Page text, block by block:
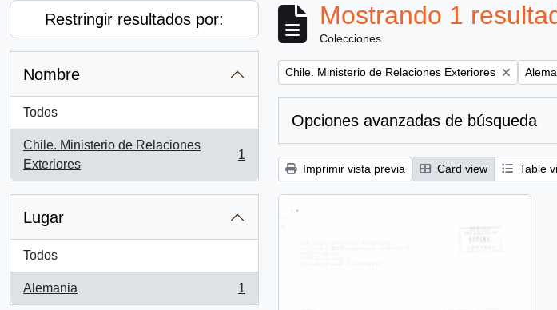
Restringir resultados por:
Nombre
Todos
Chile. Ministerio de Relaciones
Exteriores
, 1 resultados
1
Lugar
Todos
Alemania
, 1 resultados
1
Mostrando 1
Colecciones
Remove filter:
Chile. Ministerio de Relaciones Exteriores
Opciones avanzadas de búsqueda
Imprimir vista previa Card view Table